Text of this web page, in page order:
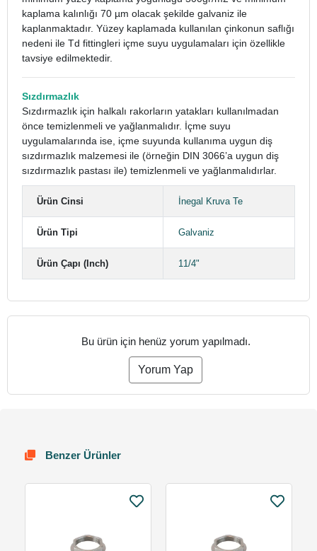
kaplama kalınlığı 70 µm olacak şekilde galvaniz ile
kaplanmaktadır. Yüzey kaplamada kullanılan çinkonun saflığı
nedeni ile Td fittingleri içme suyu uygulamaları için özellikle
tavsiye edilmektedir.
Sızdırmazlık
Sızdırmazlık için halkalı rakorların yatakları kullanılmadan
önce temizlenmeli ve yağlanmalıdır. İçme suyu
uygulamalarında ise, içme suyunda kullanıma uygun diş
sızdırmazlık malzemesi ile (örneğin DIN 3066’a uygun diş
sızdırmazlık pastası ile) temizlenmeli ve yağlanmalıdırlar.
Ürün Cinsi İnegal Kruva Te
Ürün Tipi Galvaniz
Ürün Çapı (Inch) 11/4"
Bu ürün için henüz yorum yapılmadı.
Yorum Yap
Benzer Ürünler